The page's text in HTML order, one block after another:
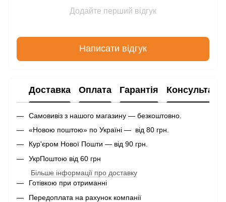
Додайте перший відгук
Написати відгук
Доставка Оплата Гарантія Консультація
Самовивіз з нашого магазину — безкоштовно.
«Новою поштою» по Україні — від 80 грн.
Кур'єром Нової Пошти — від 90 грн.
УкрПоштою від 60 грн
Більше інформації про доставку
Готівкою при отриманні
Передоплата на рахунок компанії